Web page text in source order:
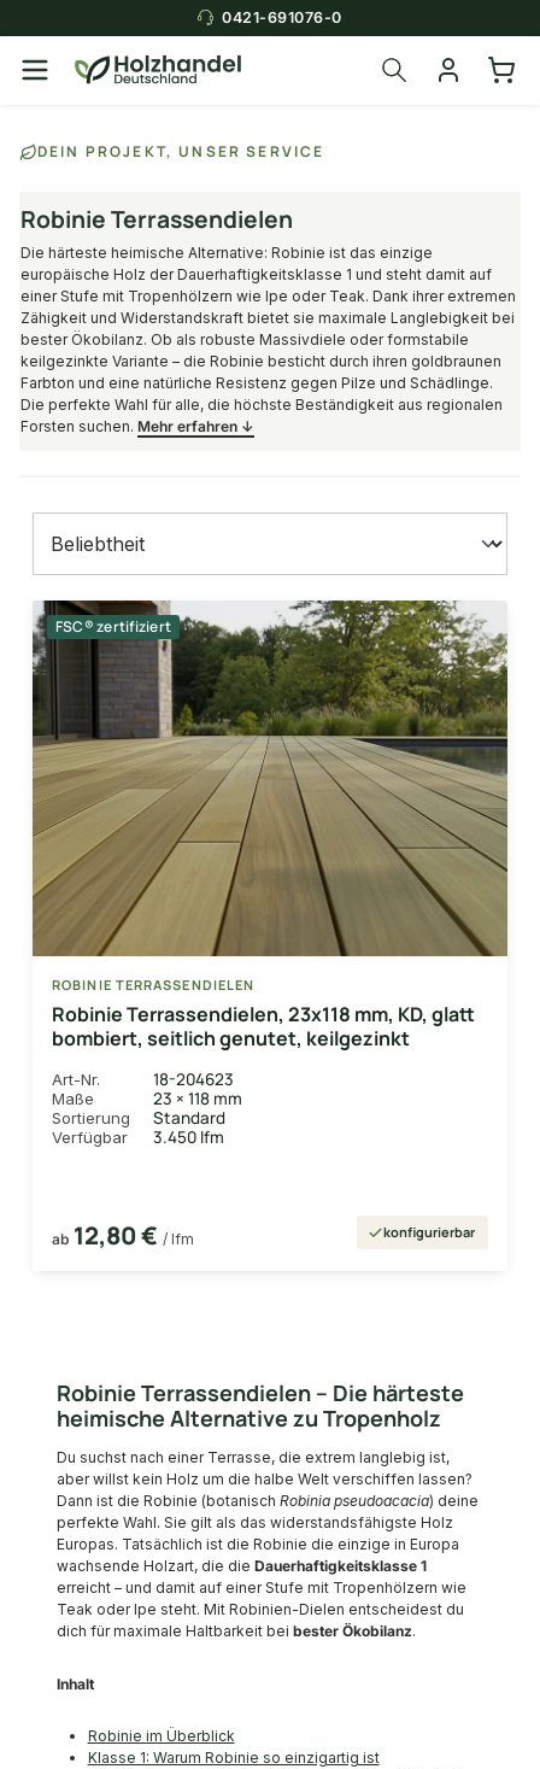
0421-691076-0
DEIN PROJEKT, UNSER SERVICE
Robinie Terrassendielen
Die härteste heimische Alternative: Robinie ist das einzige
europäische Holz der Dauerhaftigkeitsklasse 1 und steht damit auf
einer Stufe mit Tropenhölzern wie Ipe oder Teak. Dank ihrer extremen
Zähigkeit und Widerstandskraft bietet sie maximale Langlebigkeit bei
bester Ökobilanz. Ob als robuste Massivdiele oder formstabile
keilgezinkte Variante – die Robinie besticht durch ihren goldbraunen
Farbton und eine natürliche Resistenz gegen Pilze und Schädlinge.
Die perfekte Wahl für alle, die höchste Beständigkeit aus regionalen
Forsten suchen. Mehr erfahren ↓
FSC® zertifiziert
ROBINIE TERRASSENDIELEN
Robinie Terrassendielen, 23x118 mm, KD, glatt
bombiert, seitlich genutet, keilgezinkt
Art-Nr. 18-204623
Maße 23 × 118 mm
Sortierung Standard
Verfügbar 3.450 lfm
ab 12,80 € / lfm konfigurierbar
Robinie Terrassendielen – Die härteste
heimische Alternative zu Tropenholz
Du suchst nach einer Terrasse, die extrem langlebig ist,
aber willst kein Holz um die halbe Welt verschiffen lassen?
Dann ist die Robinie (botanisch Robinia pseudoacacia) deine
perfekte Wahl. Sie gilt als das widerstandsfähigste Holz
Europas. Tatsächlich ist die Robinie die einzige in Europa
wachsende Holzart, die die Dauerhaftigkeitsklasse 1
erreicht – und damit auf einer Stufe mit Tropenhölzern wie
Teak oder Ipe steht. Mit Robinien-Dielen entscheidest du
dich für maximale Haltbarkeit bei bester Ökobilanz.
Inhalt
Robinie im Überblick
Klasse 1: Warum Robinie so einzigartig ist